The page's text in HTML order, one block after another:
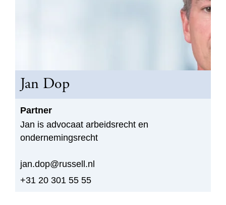
Jan Dop
Partner
Jan is advocaat arbeidsrecht en
ondernemingsrecht
jan.dop@russell.nl
+31 20 301 55 55